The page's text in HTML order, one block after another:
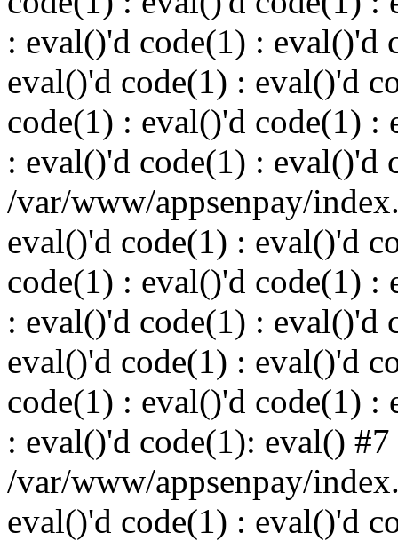
: eval()'d code(1) : eval()'d
eval()'d code(1) : eval()'d
code(1) : eval()'d code(1) :
: eval()'d code(1) : eval()'d
/var/www/appsenpay/
eval()'d code(1) : eval()'d
code(1) : eval()'d code(1) :
: eval()'d code(1) : eval()'d
eval()'d code(1) : eval()'d
code(1) : eval()'d code(1) :
: eval()'d code(1): eval() #7
/var/www/appsenpay/
eval()'d code(1) : eval()'d